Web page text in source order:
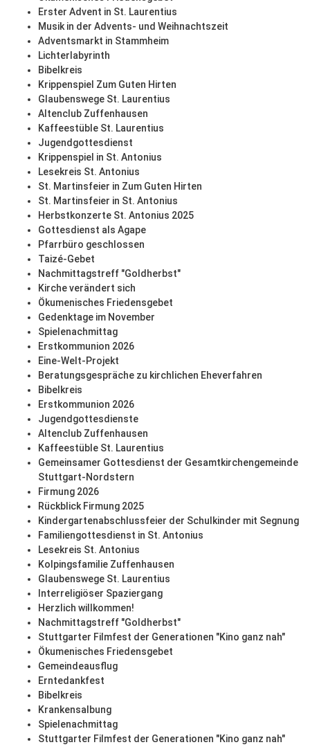
Erster Advent in St. Laurentius
Musik in der Advents- und Weihnachtszeit
Adventsmarkt in Stammheim
Lichterlabyrinth
Bibelkreis
Krippenspiel Zum Guten Hirten
Glaubenswege St. Laurentius
Altenclub Zuffenhausen
Kaffeestüble St. Laurentius
Jugendgottesdienst
Krippenspiel in St. Antonius
Lesekreis St. Antonius
St. Martinsfeier in Zum Guten Hirten
St. Martinsfeier in St. Antonius
Herbstkonzerte St. Antonius 2025
Gottesdienst als Agape
Pfarrbüro geschlossen
Taizé-Gebet
Nachmittagstreff "Goldherbst"
Kirche verändert sich
Ökumenisches Friedensgebet
Gedenktage im November
Spielenachmittag
Erstkommunion 2026
Eine-Welt-Projekt
Beratungsgespräche zu kirchlichen Eheverfahren
Bibelkreis
Erstkommunion 2026
Jugendgottesdienste
Altenclub Zuffenhausen
Kaffeestüble St. Laurentius
Gemeinsamer Gottesdienst der Gesamtkirchengemeinde
Stuttgart-Nordstern
Firmung 2026
Rückblick Firmung 2025
Kindergartenabschlussfeier der Schulkinder mit Segnung
Familiengottesdienst in St. Antonius
Lesekreis St. Antonius
Kolpingsfamilie Zuffenhausen
Glaubenswege St. Laurentius
Interreligiöser Spaziergang
Herzlich willkommen!
Nachmittagstreff "Goldherbst"
Stuttgarter Filmfest der Generationen "Kino ganz nah"
Ökumenisches Friedensgebet
Gemeindeausflug
Erntedankfest
Bibelkreis
Krankensalbung
Spielenachmittag
Stuttgarter Filmfest der Generationen "Kino ganz nah"